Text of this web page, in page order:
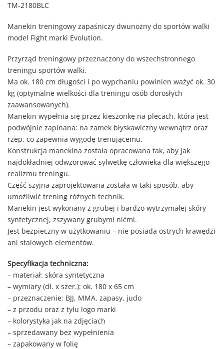
TM-2180BLC
Manekin treningowy zapaśniczy dwunożny do sportów walki
model Fight marki Evolution.
Przyrząd treningowy przeznaczony do wszechstronnego
treningu sportów walki.
Ma ok. 180 cm długości i po wypchaniu powinien ważyć ok. 30
kg (optymalne wielkości dla treningu osób dorosłych
zaawansowanych).
Manekin wypełnia się przez kieszonkę na plecach, która jest
podwójnie zapinana: na zamek błyskawiczny wewnątrz oraz
rzep, co zapewnia wygodę trenującemu.
Konstrukcja manekina została opracowana tak, aby jak
najdokładniej odwzorować sylwetkę człowieka dla większego
realizmu treningu.
Część szyjna zaprojektowana została w taki sposób, aby
umożliwić trening różnych technik.
Manekin jest wykonany z grubej i bardzo wytrzymałej skóry
syntetycznej, zszywany grubymi nićmi.
Jest bezpieczny w użytkowaniu – nie posiada ostrych krawędzi
ani stalowych elementów.
Specyfikacja techniczna:
– materiał: skóra syntetyczna
– wymiary (dł. x szer.): ok. 180 x 65 cm
– przeznaczenie: BJJ, MMA, zapasy, judo
– z przodu oraz z tyłu logo marki
– kolorystyka jak na zdjęciach
– sprzedawany bez wypełnienia
– zapakowany w folię